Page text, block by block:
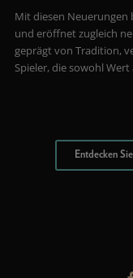
Mit diesen Neuerungen
und eröffnet zugleich
geprägt von Tradition,
Spieler, die sowohl
Entdecken